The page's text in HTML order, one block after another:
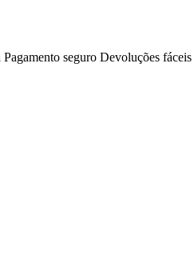
Pagamento seguro Devoluções fáceis